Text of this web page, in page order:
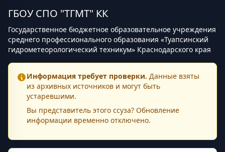
ГБОУ СПО "ТГМТ" КК
Государственное бюджетное образовательное учреждения
среднего профессионального образования «Туапсинский
гидрометеорологический техникум» Краснодарского края
Информация требует проверки. Данные взяты
из архивных источников и могут быть
устаревшими.
Вы представитель этого ссуза? Обновление
информации временно отключено.